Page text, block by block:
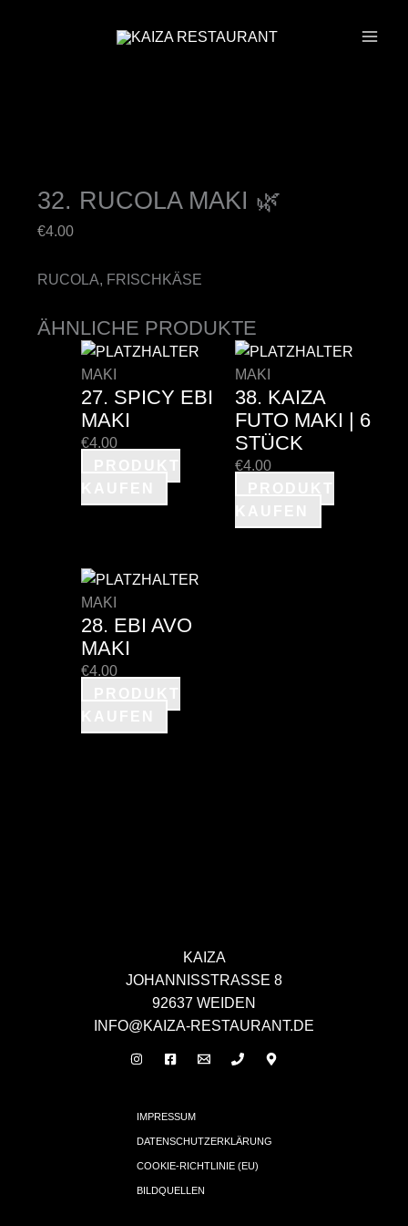
32. RUCOLA MAKI 🌿
€4.00
RUCOLA, FRISCHKÄSE
ÄHNLICHE PRODUKTE
MAKI
27. SPICY EBI
MAKI
€4.00
MAKI
38. KAIZA
FUTO MAKI | 6
STÜCK
€4.00
MAKI
28. EBI AVO
MAKI
€4.00
KAIZA
JOHANNISSTRASSE 8
92637 WEIDEN
INFO@KAIZA-RESTAURANT.DE
IMPRESSUM
DATENSCHUTZERKLÄRUNG
COOKIE-RICHTLINIE (EU)
BILDQUELLEN